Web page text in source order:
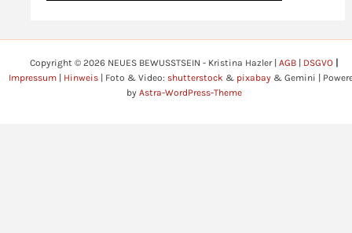
Copyright © 2026 NEUES BEWUSSTSEIN - Kristina Hazler | AGB DSGVO
Impressum
Hinweis | Foto & Video: shutterstock & pixabay & Gemini |
by Astra-WordPress-Theme